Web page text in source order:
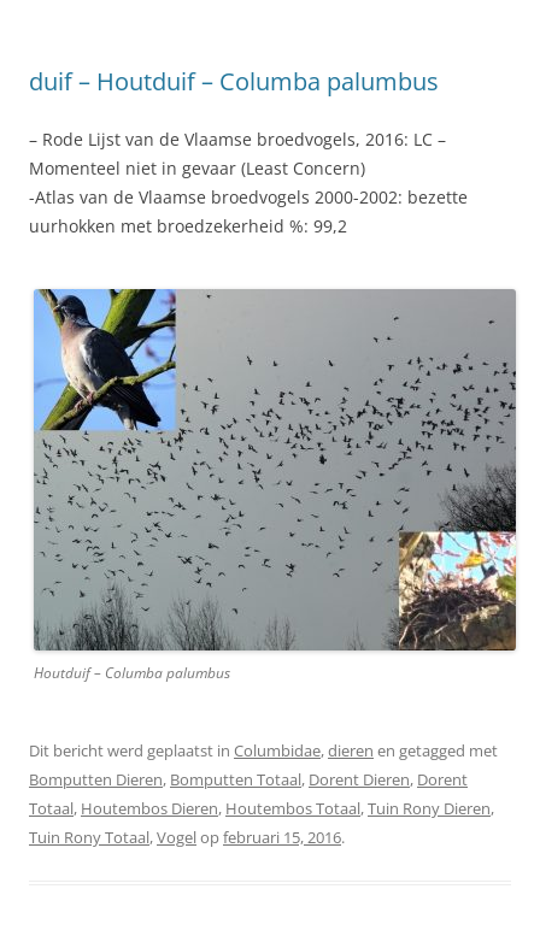
duif – Houtduif – Columba palumbus
– Rode Lijst van de Vlaamse broedvogels, 2016: LC –
Momenteel niet in gevaar (Least Concern)
-Atlas van de Vlaamse broedvogels 2000-2002: bezette
uurhokken met broedzekerheid %: 99,2
Houtduif – Columba palumbus
Dit bericht werd geplaatst in Columbidae,dieren en getagged met
Bomputten Dieren, Bomputten Totaal, Dorent Dieren, Dorent
Totaal, Houtembos Dieren, Houtembos Totaal,Tuin Rony Dieren,
Tuin Rony Totaal,Vogelopfebruari 15, 2016.